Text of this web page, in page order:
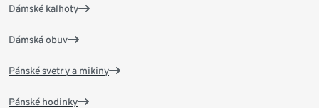
Dámské kalhoty
Dámská obuv
Pánské svetry a mikiny
Pánské hodinky